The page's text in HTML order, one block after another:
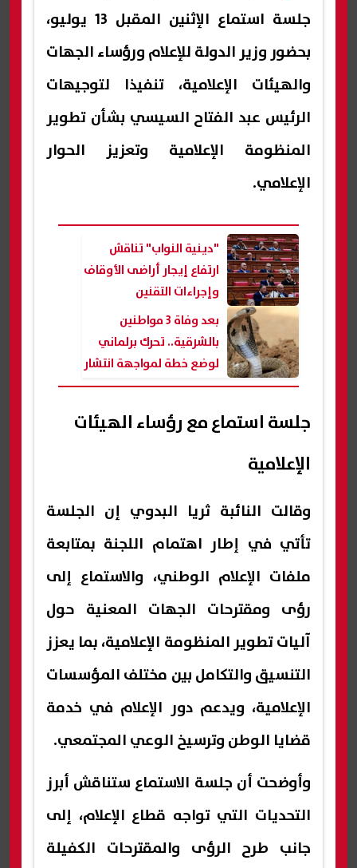
جلسة استماع الإثنين المقبل 13 يوليو،
بحضور وزير الدولة للإعلام ورؤساء الجهات
والهيئات الإعلامية، تنفيذا لتوجيهات
الرئيس عبد الفتاح السيسي بشأن تطوير
المنظومة الإعلامية وتعزيز الحوار
الإعلامي.
"دينية النواب" تناقش
ارتفاع إيجار أراضى الأوقاف
وإجراءات التقنين
بعد وفاة 3 مواطنين
بالشرقية.. تحرك برلماني
لوضع خطة لمواجهة انتشار
الثعابين
جلسة استماع مع رؤساء الهيئات
الإعلامية
وقالت النائبة ثريا البدوي إن الجلسة
تأتي في إطار اهتمام اللجنة بمتابعة
ملفات الإعلام الوطني، والاستماع إلى
رؤى ومقترحات الجهات المعنية حول
آليات تطوير المنظومة الإعلامية، بما يعزز
التنسيق والتكامل بين مختلف المؤسسات
الإعلامية، ويدعم دور الإعلام في خدمة
قضايا الوطن وترسيخ الوعي المجتمعي.
وأوضحت أن جلسة الاستماع ستناقش أبرز
التحديات التي تواجه قطاع الإعلام، إلى
جانب طرح الرؤى والمقترحات الكفيلة